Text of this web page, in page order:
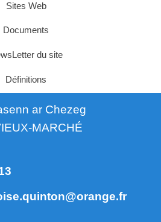
Sites Web
Documents
du site
Définitions
ar Chezeg
MARCHÉ